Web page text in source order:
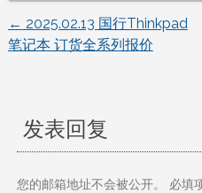
文
导
航
← 2025.02.13 国行Thinkpad
笔记本 订货全系列报价
发表回复
您的邮箱地址不会被公开。 必填